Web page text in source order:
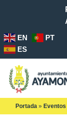
EN
PT
ES
Portada » Eventos